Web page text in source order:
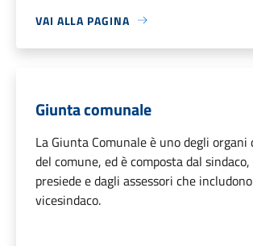
VAI ALLA PAGINA
Giunta comunale
La Giunta Comunale è uno degli organi
del comune, ed è composta dal
presiede e dagli assessori che
vicesindaco.